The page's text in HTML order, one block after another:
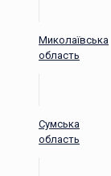
Миколаївська
область
Сумська
область